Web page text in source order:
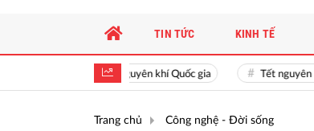
Hiền tài là nguyên khí Quốc gia Tết nguyên đán
TIN TỨC KINH TẾ
Trang chủ Công nghệ - Đời sống